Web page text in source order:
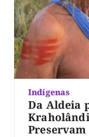
Indígenas
Da Aldeia